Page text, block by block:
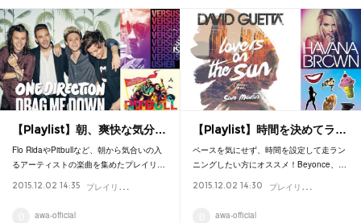
【Playlist】朝、爽快な気分…
Flo RidaやPitbullなど、朝から気合いの入
るアーティストの楽曲を集めたプレイリ…
2015.12.02 14:35 プ
レイリスト マラソン ランニング Playlist
awa-official
【Playlist】時間を決めてラ…
ペースを気にせず、時間を設定して走ラン
ニングしたい方にオススメ！Beyonce、…
2015.12.02 14:30 プ
レイリスト
awa-official